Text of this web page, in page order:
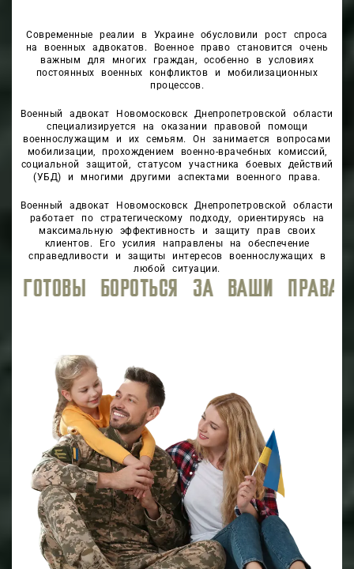
Современные реалии в Украине обусловили рост спроса
на военных адвокатов. Военное право становится очень
важным для многих граждан, особенно в условиях
постоянных военных конфликтов и мобилизационных
процессов.
Военный адвокат Новомосковск Днепропетровской области
специализируется на оказании правовой помощи
военнослужащим и их семьям. Он занимается вопросами
мобилизации, прохождением военно-врачебных комиссий,
социальной защитой, статусом участника боевых действий
(УБД) и многими другими аспектами военного права.
Военный адвокат Новомосковск Днепропетровской области
работает по стратегическому подходу, ориентируясь на
максимальную эффективность и защиту прав своих
клиентов. Его усилия направлены на обеспечение
справедливости и защиты интересов военнослужащих в
любой ситуации.
ОБЕСПЕЧИВАЯ ВЫСОКИЙ УРОВЕНЬ